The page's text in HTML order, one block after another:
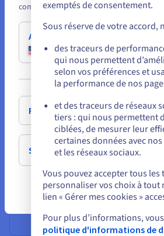
Secteur public
Le MCN recommande des landing
Le profil dédié aux gouvernements
cette attente avec une matrice de
documentation adaptée aux achats
Multi-projets
Plusieurs projets sur un même
nouvelle génération (ex.
Idéal pour démarrer ou pour des
développement/staging partagés.
compte.
Allez sur le site États-Unis
us.ovhcloud.com/
Anglais
ou
Rester sur le site actuel
Sélectionner un autre site web
exemptés de consentement.
Sous réserve de votre accord,
des traceurs de
qui nous permettent
selon vos préférences et
la performance de nos
et des traceurs de réseaux
tiers : qui nous permettent
ciblées, de mesurer leur
certaines données avec
et les réseaux sociaux.
Vous pouvez accepter tous
personnaliser vos choix à
lien « Gérer mes cookies »
Pour plus d’informations,
politique d'informations de